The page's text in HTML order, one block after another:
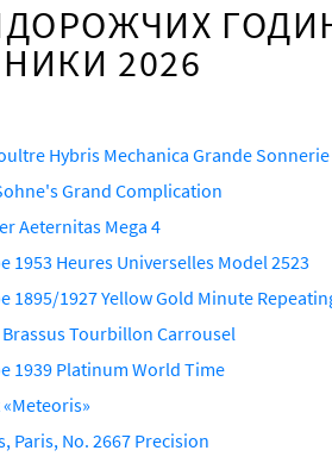
2026
Hybris Mechanica Grande Sonnerie
Grand Complication
Aeternitas Mega 4
1953 Heures Universelles Model 2523
1895/1927 Yellow Gold Minute
Tourbillon Carrousel
1939 Platinum World Time
Paris, No. 2667 Precision